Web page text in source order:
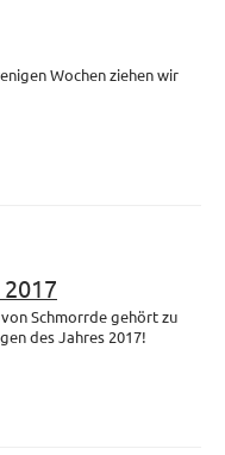
Wochen ziehen wir
2017
Schmorrde gehört zu
des Jahres 2017!